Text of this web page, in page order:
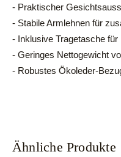
- Praktischer
- Stabile Armlehnen für
- Inklusive Tragetasche für
- Geringes Nettogewicht
- Robustes Ökoleder-
Ähnliche Produkte